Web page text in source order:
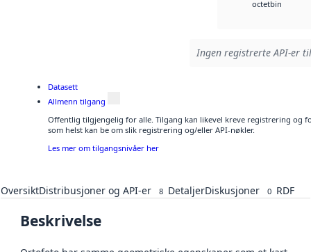
octetbin
Ingen registrerte API-er
Datasett
Allmenn tilgang
Offentlig tilgjengelig for alle. Tilgang kan likevel kreve registrering og
som helst kan be om slik registrering og/eller API-nøkler.
Les mer om tilgangsnivåer her
OversiktDistribusjoner og API-er 8 DetaljerDiskusjoner 0 RDF
Beskrivelse